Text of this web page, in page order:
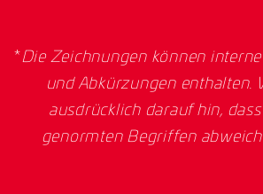
*Die Zeichnungen können
und Abkürzungen enthalten.
ausdrücklich darauf hin,
genormten Begriffen